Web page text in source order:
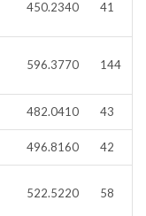
450.2340 41
596.3770 144
482.0410 43
496.8160 42
522.5220 58